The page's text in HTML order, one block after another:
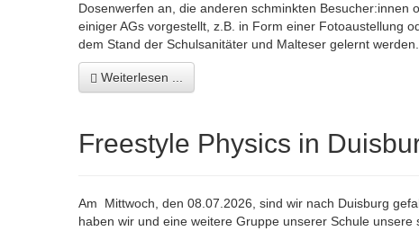
Dosenwerfen an, die anderen schminkten
einiger AGs vorgestellt, z.B. in Form einer Fotoaustellung
dem Stand der Schulsanitäter und Malteser gelernt werden.
Weiterlesen ...
Freestyle Physics in
Am Mittwoch, den 08.07.2026, sind wir nach Duisburg
haben wir und eine weitere Gruppe unserer Schule